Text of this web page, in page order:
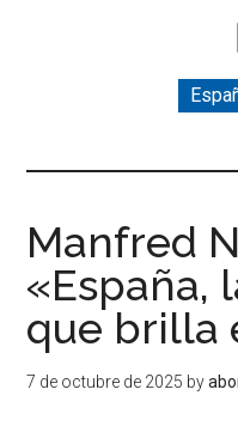
Manfred
«España,
que brilla
7 de octubre de 2025 by